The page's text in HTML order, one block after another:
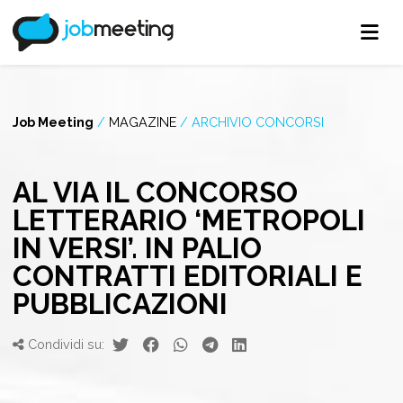
Job Meeting / MAGAZINE / ARCHIVIO CONCORSI
AL VIA IL CONCORSO
LETTERARIO ‘METROPOLI
IN VERSI’. IN PALIO
CONTRATTI EDITORIALI E
PUBBLICAZIONI
Condividi su: